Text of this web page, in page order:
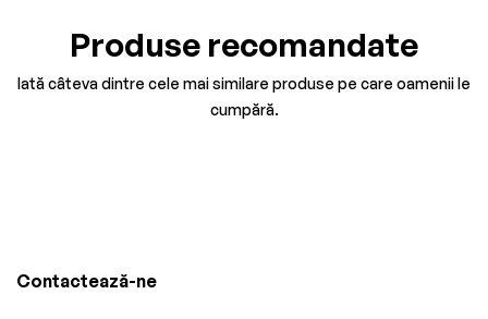
Produse recomandate
Iată câteva dintre cele mai similare produse pe care oamenii le
cumpără.
Contactează-ne